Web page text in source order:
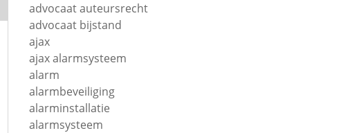
advocaat auteursrecht
advocaat bijstand
ajax
ajax alarmsysteem
alarm
alarmbeveiliging
alarminstallatie
alarmsysteem